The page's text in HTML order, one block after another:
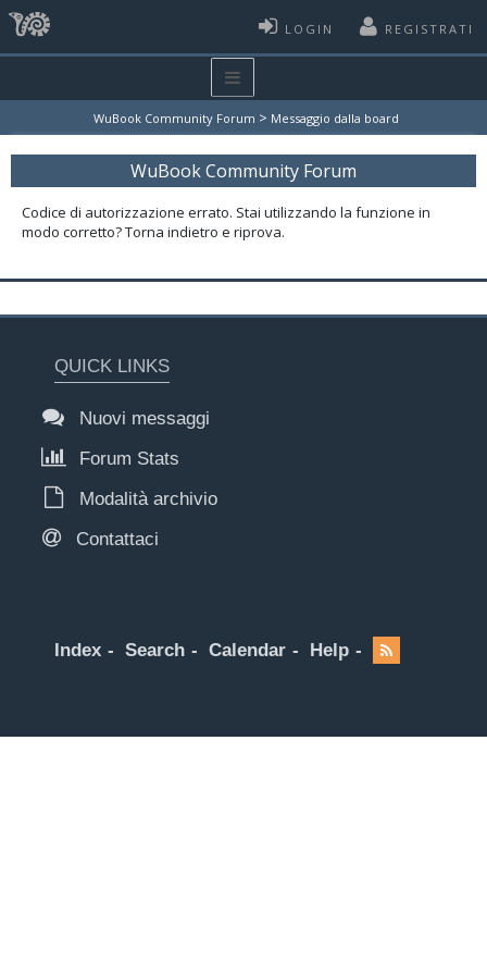
LOGIN REGISTRATI
WuBook Community Forum > Messaggio dalla board
WuBook Community Forum
Codice di autorizzazione errato. Stai utilizzando la funzione in
modo corretto? Torna indietro e riprova.
QUICK LINKS
Nuovi messaggi
Forum Stats
Modalità archivio
Contattaci
Index Search Calendar Help